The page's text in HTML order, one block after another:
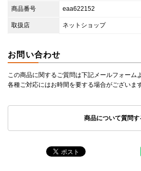
商品番号 eaa622152
取扱店 ネットショップ
お問い合わせ
この商品に関するご質問は下記メールフォーム
各種ご対応にはお時間を要する場合がございま
商品について質問す